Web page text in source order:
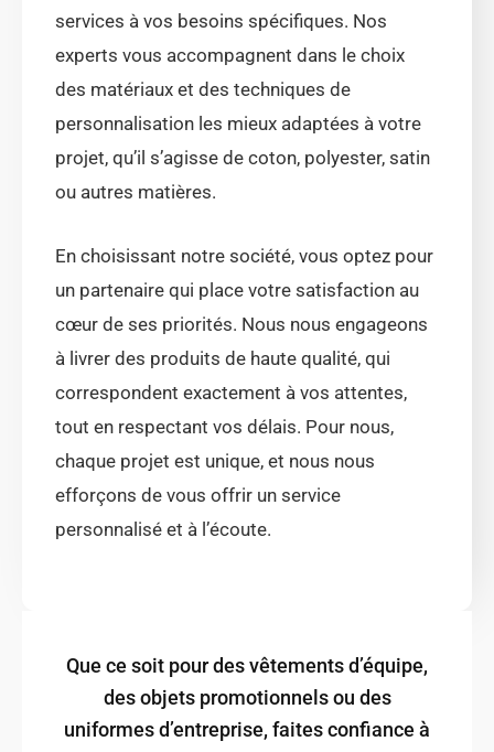
services à vos besoins spécifiques. Nos
experts vous accompagnent dans le choix
des matériaux et des techniques de
personnalisation les mieux adaptées à votre
projet, qu’il s’agisse de coton, polyester, satin
ou autres matières.
En choisissant notre société, vous optez pour
un partenaire qui place votre satisfaction au
cœur de ses priorités. Nous nous engageons
à livrer des produits de haute qualité, qui
correspondent exactement à vos attentes,
tout en respectant vos délais. Pour nous,
chaque projet est unique, et nous nous
efforçons de vous offrir un service
personnalisé et à l’écoute.
Que ce soit pour des vêtements d’équipe,
des objets promotionnels ou des
uniformes d’entreprise, faites confiance à